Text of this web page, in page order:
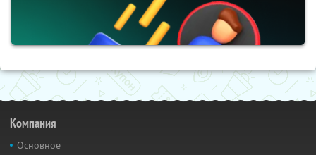
Компания
Основное